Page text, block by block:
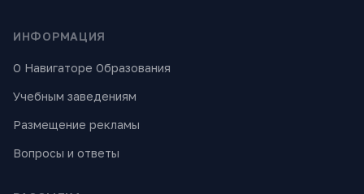
ИНФОРМАЦИЯ
О Навигаторе Образования
Учебным заведениям
Размещение рекламы
Вопросы и ответы